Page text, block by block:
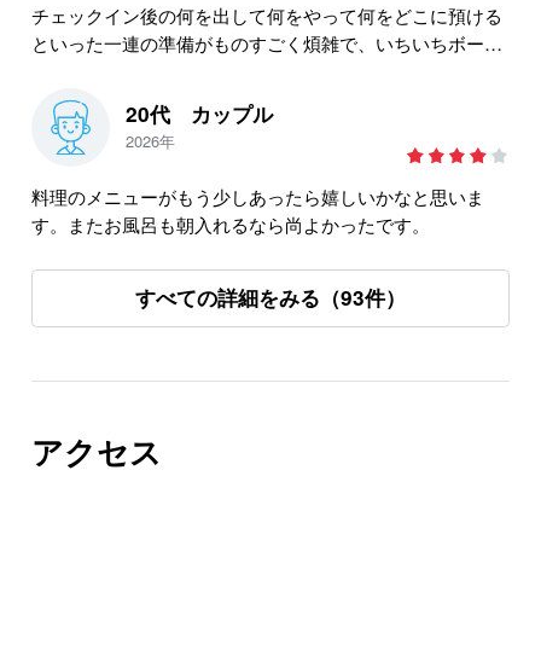
チェックイン後の何を出して何をやって何をどこに預ける
といった一連の準備がものすごく煩雑で、いちいちボード
り、お風呂に入ったりする全てに数百円ずつ取られ本当に
大変でした。もう竜王にも行かないし、チェックイン後の
全ての行動にお金を取るようなホテルには泊まりません！
20代 カップル
2026年
料理のメニューがもう少しあったら嬉しいかなと思いま
す。またお風呂も朝入れるなら尚よかったです。
すべての詳細をみる（93件）
アクセス